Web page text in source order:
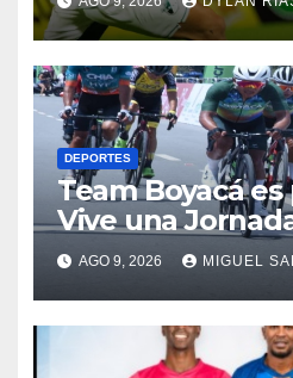
DEPORTES
Team Boyacá
Vive una
Contrastes por
AGO 9, 2026 MIGUEL